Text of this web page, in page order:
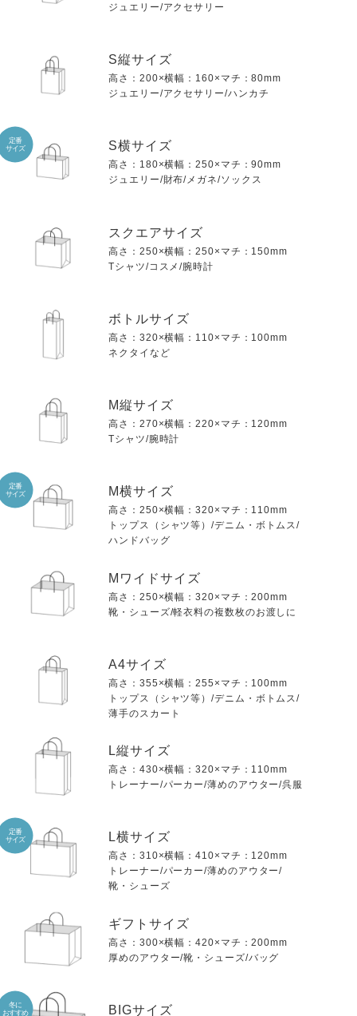
ジュエリー/アクセサリー
S縦サイズ
高さ：200×横幅：160×マチ：80mm
ジュエリー/アクセサリー/ハンカチ
定番
サイズ
S横サイズ
高さ：180×横幅：250×マチ：90mm
ジュエリー/財布/メガネ/ソックス
スクエアサイズ
高さ：250×横幅：250×マチ：150mm
Tシャツ/コスメ/腕時計
ボトルサイズ
高さ：320×横幅：110×マチ：100mm
ネクタイなど
M縦サイズ
高さ：270×横幅：220×マチ：120mm
Tシャツ/腕時計
定番
サイズ
M横サイズ
高さ：250×横幅：320×マチ：110mm
トップス（シャツ等）/デニム・ボトムス/
ハンドバッグ
Mワイドサイズ
高さ：250×横幅：320×マチ：200mm
靴・シューズ/軽衣料の複数枚のお渡しに
A4サイズ
高さ：355×横幅：255×マチ：100mm
トップス（シャツ等）/デニム・ボトムス/
薄手のスカート
L縦サイズ
高さ：430×横幅：320×マチ：110mm
トレーナー/パーカー/薄めのアウター/呉服
定番
サイズ
L横サイズ
高さ：310×横幅：410×マチ：120mm
トレーナー/パーカー/薄めのアウター/
靴・シューズ
ギフトサイズ
高さ：300×横幅：420×マチ：200mm
厚めのアウター/靴・シューズ/バッグ
冬に
おすすめ
BIGサイズ